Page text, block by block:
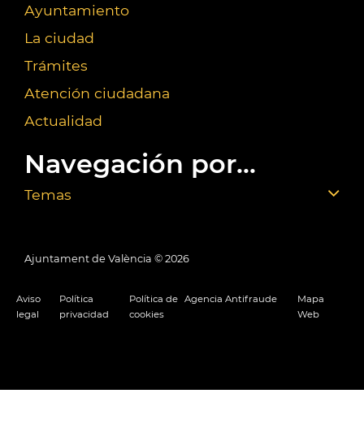
Ayuntamiento
La ciudad
Trámites
Atención ciudadana
Actualidad
Navegación por...
Temas
Ajuntament de València © 2026
Aviso
legal
Política
privacidad
Política de
cookies
Agencia Antifraude
Mapa
Web